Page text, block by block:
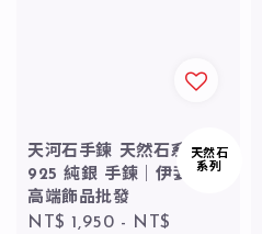
天然石
系列
天河石手鍊 天然石系列
925 純銀 手鍊｜伊姿寶
高端飾品批發
Regular
NT$ 1,950 -
NT$